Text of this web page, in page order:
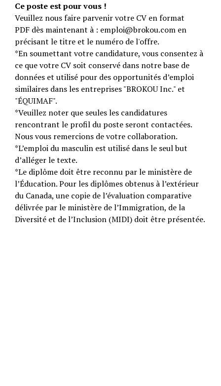
Ce poste est pour vous !
Veuillez nous faire parvenir votre CV en format
PDF dès maintenant à : emploi@brokou.com en
précisant le titre et le numéro de l'offre.
*En soumettant votre candidature, vous consentez à
ce que votre CV soit conservé dans notre base de
données et utilisé pour des opportunités d’emploi
similaires dans les entreprises "BROKOU Inc." et
"ÉQUIMAF".
*Veuillez noter que seules les candidatures
rencontrant le profil du poste seront contactées.
Nous vous remercions de votre collaboration.
*L’emploi du masculin est utilisé dans le seul but
d’alléger le texte.
*Le diplôme doit être reconnu par le ministère de
l’Éducation. Pour les diplômes obtenus à l’extérieur
du Canada, une copie de l’évaluation comparative
délivrée par le ministère de l’Immigration, de la
Diversité et de l’Inclusion (MIDI) doit être présentée.